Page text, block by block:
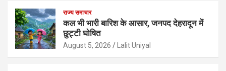
राज्य समाचार
कल भी भारी बारिश के आसार, जनपद देहरादून में
छुट्टी घोषित
August 5, 2026 Lalit Uniyal